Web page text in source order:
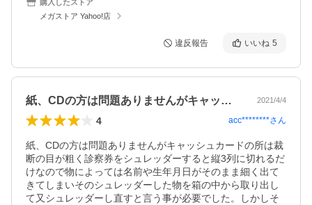
購入したストア
メガストア Yahoo!店
違反報告 いいね 5
紙、CDの方は問題ありませんがキャッシ… 2021/4/4
4 acc********さん
紙、CDの方は問題ありませんがキャッシュカードの所は裁
断の目が粗く診察券をシュレッダーすると縦3列に切れるだ
けなので物によっては名前や生年月日がそのまま細く出て
きてしまいそのシュレッダーした物を箱の中から取り出し
て又シュレッダーし直すと言う事が必要でした。しかしそ